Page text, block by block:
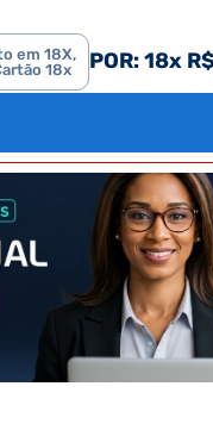
em 18X,
18x
POR: 18x